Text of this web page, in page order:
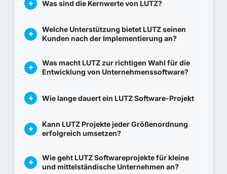
Was sind die Kernwerte von LUTZ?
Welche Unterstützung bietet LUTZ seinen
Kunden nach der Implementierung an?
Was macht LUTZ zur richtigen Wahl für die
Entwicklung von Unternehmenssoftware?
Wie lange dauert ein LUTZ Software-Projekt
Kann LUTZ Projekte jeder Größenordnung
erfolgreich umsetzen?
Wie geht LUTZ Softwareprojekte für kleine
und mittelständische Unternehmen an?